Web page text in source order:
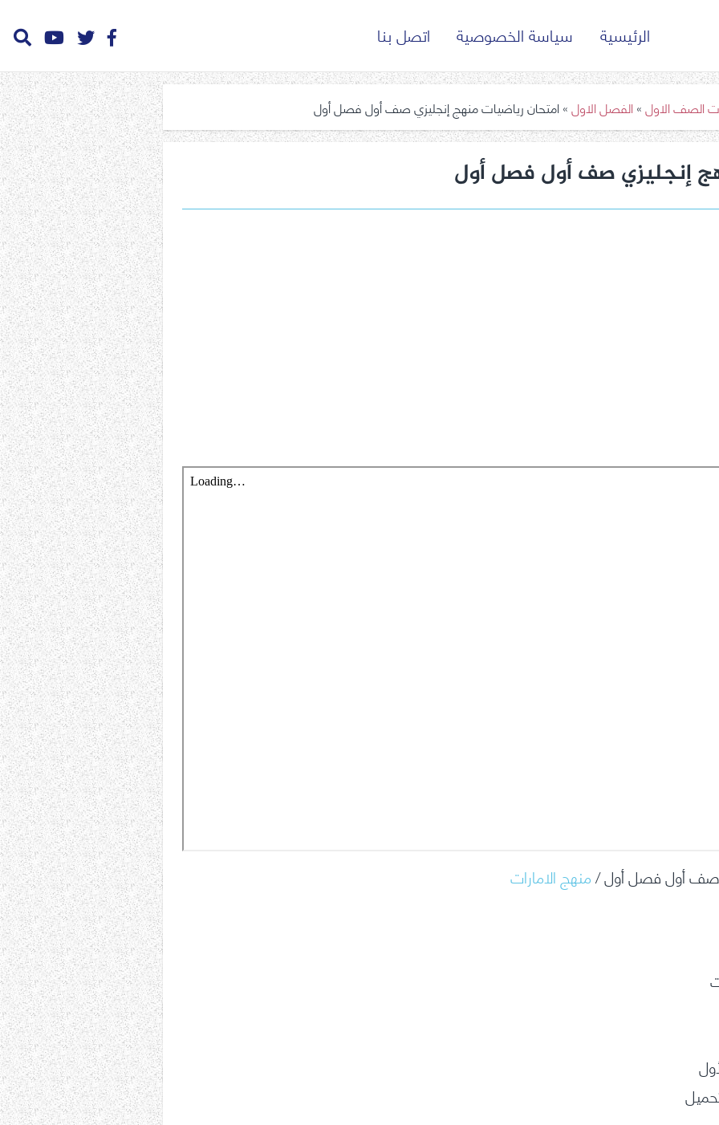
الرئيسية سياسة الخصوصية اتصل بنا
الصف الاول»الفصل الاول»امتحان رياضيات منهج إنجليزي صف أول فصل أول
إنجليزي صف أول فصل أول
صف أول فصل أول /منهج الامارات